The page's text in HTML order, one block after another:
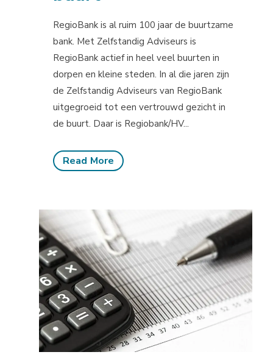
RegioBank is al ruim 100 jaar de buurtzame
bank. Met Zelfstandig Adviseurs is
RegioBank actief in heel veel buurten in
dorpen en kleine steden. In al die jaren zijn
de Zelfstandig Adviseurs van RegioBank
uitgegroeid tot een vertrouwd gezicht in
de buurt. Daar is Regiobank/HV...
Read More